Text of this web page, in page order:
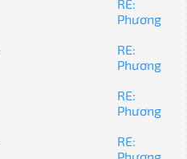
RE:
Phương
RE:
Phương
RE:
Phương
RE: